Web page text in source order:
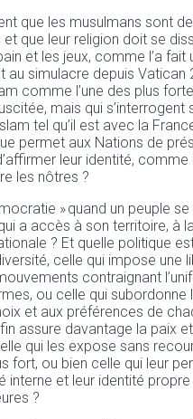
que les musulmans sont
que leur religion doit se
et les jeux, comme l’a fait
au simulacre depuis Vatican
comme l’une des plus
mais qui s’interrogent
tel qu’il est avec la
permet aux Nations de
leur identité, comme
les nôtres ?
» quand un peuple
a accès à son territoire, à
? Et quelle politique
celle qui impose une
contraignant
ou celle qui subordonne
et aux préférences de
assure davantage la paix
qui les expose sans
fort, ou bien celle qui leur
interne et leur identité
?